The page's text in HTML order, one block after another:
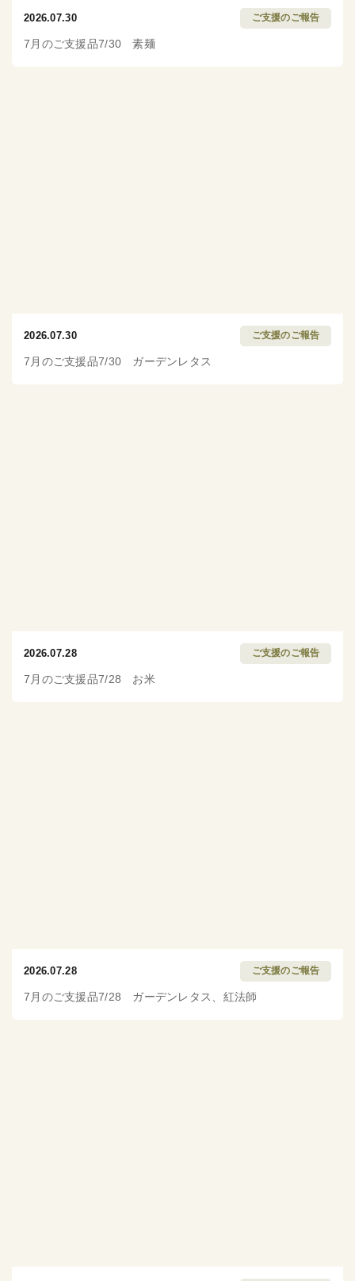
2026.07.30 ご支援のご報告
7月のご支援品7/30 素麺
2026.07.30 ご支援のご報告
7月のご支援品7/30 ガーデンレタス
2026.07.28 ご支援のご報告
7月のご支援品7/28 お米
2026.07.28 ご支援のご報告
7月のご支援品7/28 ガーデンレタス、紅法師